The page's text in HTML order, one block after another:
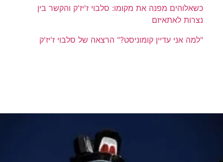
כשאלוהים מפנה את מקומו: סלבוי ז'יז'ק והקשר בין
נצרות לאתאיזם
"למה אני עדיין קומוניסט?" הרצאה של סלבוי ז'יז'ק